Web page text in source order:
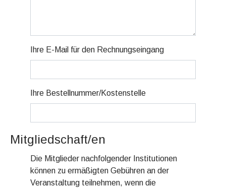
Ihre E-Mail für den Rechnungseingang
Ihre Bestellnummer/Kostenstelle
Mitgliedschaft/en
Die Mitglieder nachfolgender Institutionen
können zu ermäßigten Gebühren an der
Veranstaltung teilnehmen, wenn die